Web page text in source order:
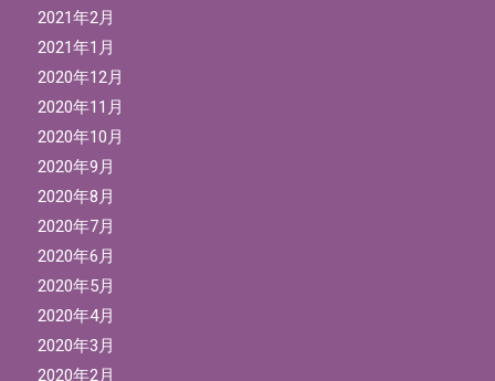
2021年2月
2021年1月
2020年12月
2020年11月
2020年10月
2020年9月
2020年8月
2020年7月
2020年6月
2020年5月
2020年4月
2020年3月
2020年2月